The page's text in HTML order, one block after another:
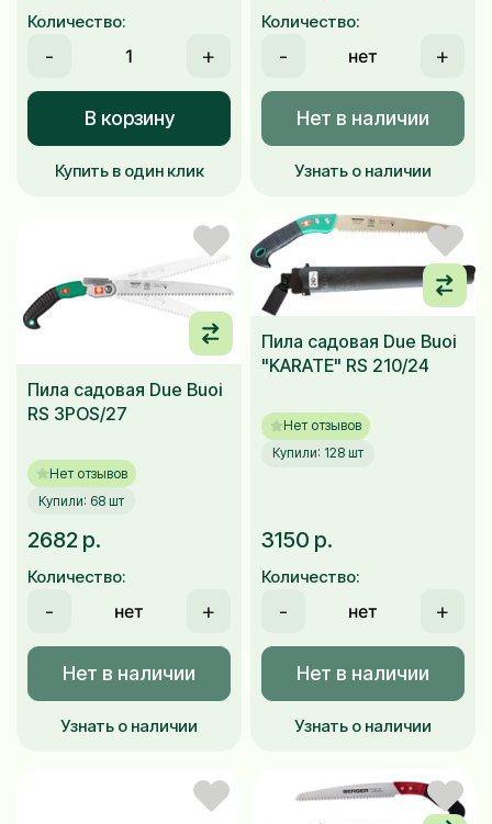
Количество:
- +
В корзину
Купить в один клик
Количество:
- +
Нет в наличии
Узнать о наличии
Пила садовая Due Buoi
RS 3POS/27
Нет отзывов
Купили: 68 шт
2682 р.
Количество:
- +
Нет в наличии
Узнать о наличии
Пила садовая Due Buoi
"KARATE" RS 210/24
Нет отзывов
Купили: 128 шт
3150 р.
Количество:
- +
Нет в наличии
Узнать о наличии